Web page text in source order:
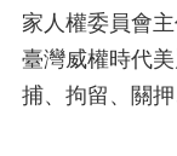
家人權委員會
臺灣威權時代
捕、拘留、關